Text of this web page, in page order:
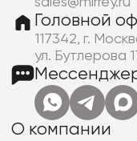
Головной
117342, г.
ул. Бутлерова
О компании